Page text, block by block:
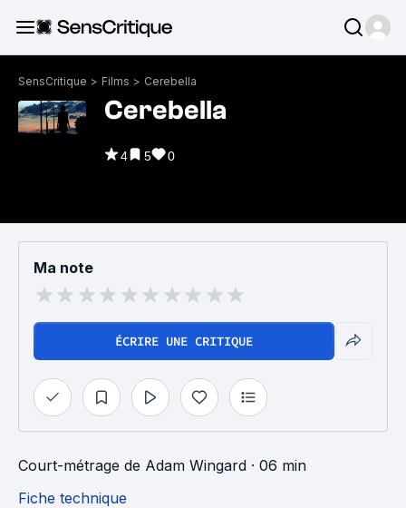
SensCritique > Films > Cerebella
Cerebella
4 5 0
Ma note
ÉCRIRE UNE CRITIQUE
Court-métrage de Adam Wingard · 06 min
Fiche technique